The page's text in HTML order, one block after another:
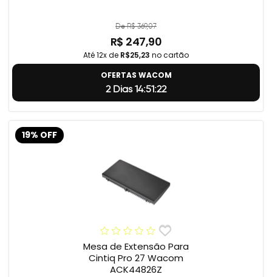
De R$ 369,07
R$ 247,90
Até 12x de R$25,23 no cartão
OFERTAS WACOM
2 Dias 14:51:22
19% OFF
Mesa de Extensão Para
Cintiq Pro 27 Wacom
ACK44826Z